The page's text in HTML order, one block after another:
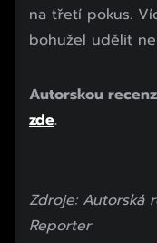
na třetí pokus.
bohužel udělit
Autorskou
zde.
Zdroje: Autorská
Reporter